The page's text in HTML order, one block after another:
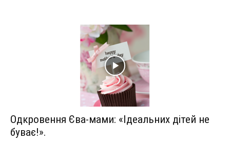
Одкровення Єва-мами: «Ідеальних дітей не
буває!».